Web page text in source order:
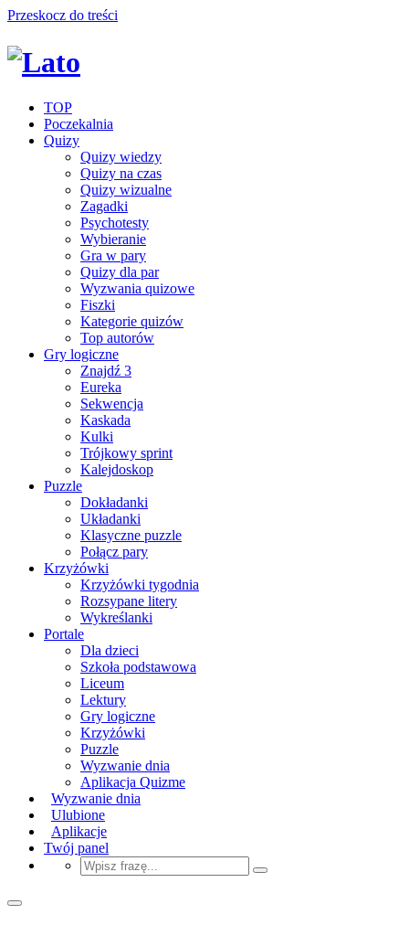
Przeskocz do treści
TOP
Poczekalnia
Quizy
Quizy wiedzy
Quizy na czas
Quizy wizualne
Zagadki
Psychotesty
Wybieranie
Gra w pary
Quizy dla par
Wyzwania quizowe
Fiszki
Kategorie quizów
Top autorów
Gry logiczne
Znajdź 3
Eureka
Sekwencja
Kaskada
Kulki
Trójkowy sprint
Kalejdoskop
Puzzle
Dokładanki
Układanki
Klasyczne puzzle
Połącz pary
Krzyżówki
Krzyżówki tygodnia
Rozsypane litery
Wykreślanki
Portale
Dla dzieci
Szkoła podstawowa
Liceum
Lektury
Gry logiczne
Krzyżówki
Puzzle
Wyzwanie dnia
Aplikacja Quizme
Wyzwanie dnia
Ulubione
Aplikacje
Twój panel